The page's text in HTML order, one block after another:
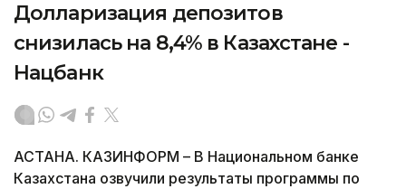
Долларизация депозитов
снизилась на 8,4% в Казахстане -
Нацбанк
АСТАНА. КАЗИНФОРМ – В Национальном банке
Казахстана озвучили результаты программы по